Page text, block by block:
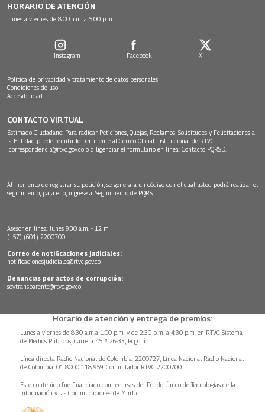
HORARIO DE ATENCIÓN
Lunes a viernes de 8:00 a.m. a 5:00 p.m.
Instagram Facebook X
Política de privacidad y tratamiento de datos personales
Condiciones de uso
Accesibilidad
CONTACTO VIRTUAL
Estimado Ciudadano: Para radicar Peticiones, Quejas, Reclamos, Solicitudes y Felicitaciones a
la Entidad puede remitir lo pertinente al Correo Oficial Institucional de RTVC
correspondencia@rtvc.gov.co o diligenciar el formulario en línea: Contacto PQRSD.
Al momento de registrar su petición, se generará un código con el cual usted podrá realizar el
seguimiento, para ello, ingrese a: Seguimiento de PQRS
Asesor en línea: lunes 9:30 a.m. - 12 m
(+57) (601) 2200700
Correo de notificaciones judiciales:
notificacionesjudiciales@rtvc.gov.co
Denuncias por actos de corrupción:
soytransparente@rtvc.gov.co
Horario de atención y entrega de premios:
Lunes a viernes de 8:30 a.m.a 1:00 p.m. y de 2:30 p.m. a 4:30 p.m. en RTVC Sistema
de Medios Públicos, Carrera 45 # 26-33, Bogotá.
Línea directa Radio Nacional de Colombia: 2200727, Línea Nacional Radio Nacional
de Colombia: 01 8000 118 959. Conmutador RTVC 2200700
Este contenido fue financiado con recursos del Fondo Único de Tecnologías de la
Información y las Comunicaciones de MinTic.